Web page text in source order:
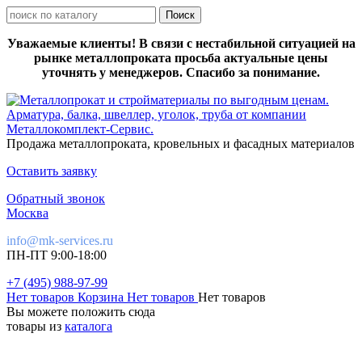
Уважаемые клиенты! В связи с нестабильной ситуацией на
рынке металлопроката просьба актуальные цены
уточнять у менеджеров. Спасибо за понимание.
Продажа металлопроката, кровельных и фасадных материалов
Оставить заявку
Обратный звонок
Москва
info@mk-services.ru
ПН-ПТ 9:00-18:00
+7 (495) 988-97-99
Нет товаров Корзина Нет товаров Нет товаров
Вы можете положить сюда
товары из каталога